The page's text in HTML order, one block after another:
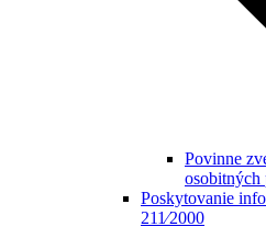
Povinne
osobitných
Poskytovanie
211⁄2000